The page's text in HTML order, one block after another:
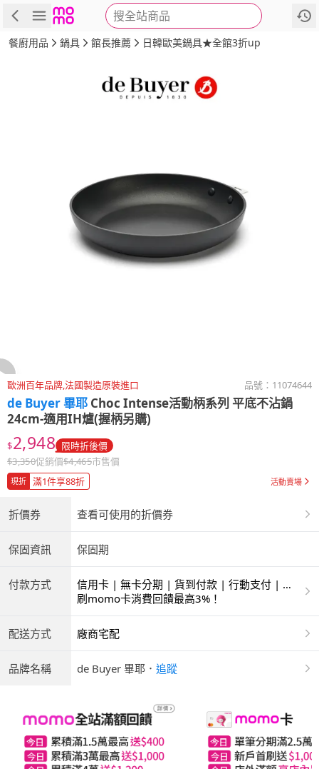
搜全站商品
商品 評價 詳情
餐廚用品 鍋具 館長推薦 日韓歐美鍋具★全館3折up
歐洲百年品牌,法國製造原裝進口 品號： 11074644
de Buyer 畢耶 Choc Intense活動柄系列 平底不沾鍋
24cm-適用IH爐(握柄另購)
$2,948 限時折後價
$3,350促銷價$4,465市售價
現折 滿1件享88折 活動賣場
折價券 查看可使用的折價券
保固資訊 保固期
付款方式
信用卡 | 無卡分期 | 貨到付款 | 行動支付 | 超
商付款 | ATM | 銀聯卡
刷momo卡消費回饋最高3%！
配送方式 廠商宅配
品牌名稱 de Buyer 畢耶 ． 追蹤